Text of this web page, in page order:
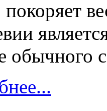
покоряет
обычного